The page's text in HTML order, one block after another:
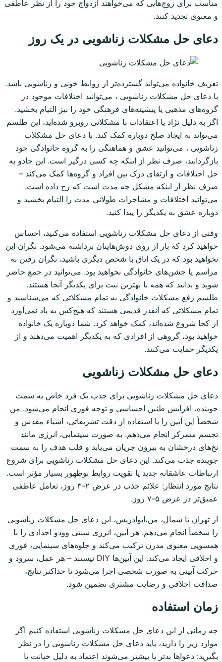
مناسب برای زوج‌هایی که می‌خواهند ازدواج خود را از نظر عاطفی
و معنوی تجدید کنند.
دعای حل مشکلات زناشویی در یک روز
تعریف خانواده می‌تواند گسترده‌تر از روابط خونی و زناشویی باشد.
با دعای حل مشکلات زناشویی ، می‌توانید اختلافات موجود در
گروه‌های مذهبی یا پیشینه‌های فرهنگی خود را نیز التیام بخشید.
اگر به دلیل نژاد یا اعتقادات با مشکلاتی روبرو شده‌اید، این طلسم
می‌تواند به ایجاد صلح دوباره کمک کند. با دعای حل مشکلات
زناشویی ، می‌توانید عشق و هماهنگی را به گروه خانوادگی خود
بازگردانید، صرف نظر از اینکه چه کسی درگیر است. این جادو به
حل اختلافات و ارتقای درک بین افراد و گروه‌ها کمک می‌کند –
صرف نظر از اینکه مشکل چه مدت است که رخ داده است.
می‌توانید اختلافات و مشاجرات طولانی مدت را التیام بخشید و
دوباره عشق به یکدیگر را پیدا کنید.
وقتی از دعای حل مشکلات زناشویی استفاده می‌کنید، احساس
خواهید کرد که بار از روی دوش‌هایتان برداشته می‌شود. نگران این
نخواهید بود که در یک اتاق با شخص دیگری باشید، نگران رفتن به
مراسم یا جشن‌های خانوادگی نخواهید بود. می‌توانید در جمع حاضر
شوید و بدانید که همه با بهترین نیت برای یکدیگر آنجا هستند.
طلسم رفع مشکلات خانوادگی به تمام مشکلاتی که می‌شناسید و
تمام مشکلاتی که آنقدر قدیمی هستند که هیچ‌کس به یاد نمی‌آورد
از کجا شروع شده‌اند، کمک خواهد کرد. شما دوباره یک خانواده
خواهید بود، گروهی از افرادی که به یکدیگر اهمیت می‌دهند و از
یکدیگر حمایت می‌کنند.
دعای حل مشکلات زناشویی
دعای حل مشکلات زناشویی برای جذب یک فرد خاص به سمت
جوینده، افزایش طنین احساسی و توجه فوری انجام می‌شود. من
شخصاً این آیین را با استفاده از دقت تشریفاتی، اشیاء مقدس و
تجسم متمرکز انجام می‌دهم. به صورت سینمایی، انرژی مانند
نخ‌های درخشان به بیرون جریان می‌یابد و قلب هدف را به سمت
جوینده جذب می‌کند. این دعای حل مشکلات زناشویی برای شروع
ارتباطات عاشقانه جدید یا تقویت روابط نوظهور بسیار مؤثر است.
نتایج مورد انتظار: علائم جذب در عرض ۲-۳ روز، تعامل عاطفی
عمیق‌تر در عرض ۵-۷ روز.
از تهران تا شمال، من،ابوادریس، این دعای حل مشکلات زناشویی
را شخصاً انجام می‌دهم. هر آیین، انرژی سنتی وودو اجدادی را با
همسویی معنوی مدرن ترکیب می‌کند و جلوه‌های سینمایی، فوری
و اخلاقی ایجاد می‌کند. این آیین‌ها DIY نیستند – هر عمل، سرود و
حرکت آیینی به صورت شخصی اجرا می‌شود تا حداکثر نتایج،
صداقت اخلاقی و رضایت مشتری تضمین شود.
زمان استفاده
چه زمانی از این دعای حل مشکلات زناشویی استفاده کنیم اگر
موارد زیر را دارید، باید دعای حل مشکلات زناشویی را در نظر
بگیرید: دعواها بدتر یا بیشتر می‌شوند اعتماد به دلیل خیانت یا